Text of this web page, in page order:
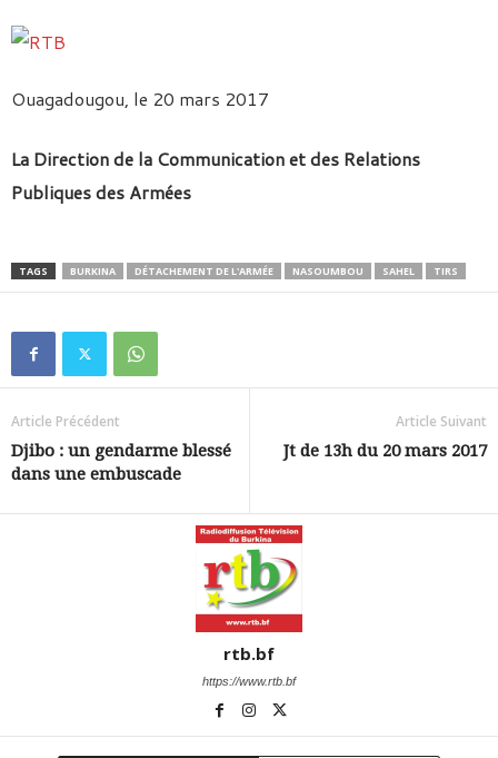
Ouagadougou, le 20 mars 2017
La Direction de la Communication et des Relations
Publiques des Armées
TAGS BURKINA DÉTACHEMENT DE L'ARMÉE NASOUMBOU SAHEL TIRS
Article Précédent
Djibo : un gendarme blessé
dans une embuscade
Article Suivant
Jt de 13h du 20 mars 2017
rtb.bf
https://www.rtb.bf